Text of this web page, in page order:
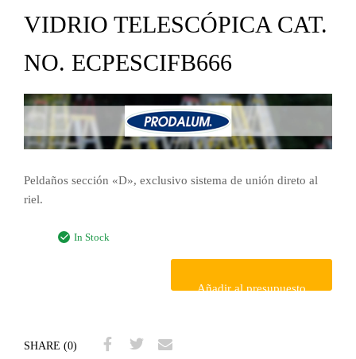
VIDRIO TELESCÓPICA CAT.
NO. ECPESCIFB666
Peldaños sección «D», exclusivo sistema de unión direto al
riel.
In Stock
Añadir al presupuesto
SHARE (0)